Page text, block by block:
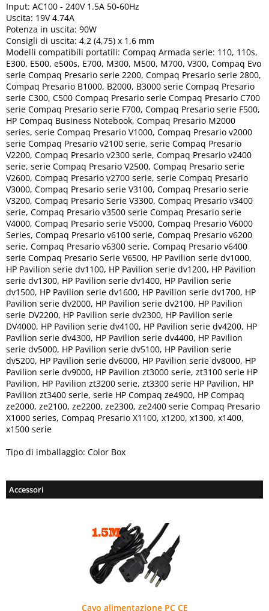
Input: AC100 - 240V 1.5A 50-60Hz
Uscita: 19V 4.74A
Potenza in uscita: 90W
Consigli di uscita: 4,2 (4,75) x 1,6 mm
Modelli compatibili portatili: Compaq Armada serie: 110, 110s,
E300, E500, e500s, E700, M300, M500, M700, V300, Compaq Evo
serie Compaq Presario serie 2200, Compaq Presario serie 2800,
Compaq Presario B1000, B2000, B3000 serie Compaq Presario
serie C300, C500 Compaq Presario serie Compaq Presario C700
serie Compaq Presario serie F700, Compaq Presario serie F500,
HP Compaq Business Notebook, Compaq Presario M2000
series, serie Compaq Presario V1000, Compaq Presario v2000
serie Compaq Presario v2100 serie, serie Compaq Presario
V2200, Compaq Presario v2300 serie, Compaq Presario v2400
serie, serie Compaq Presario V2500, Compaq Presario serie
V2600, Compaq Presario v2700 serie, serie Compaq Presario
V3000, Compaq Presario serie V3100, Compaq Presario serie
V3200, Compaq Presario Serie V3300, Compaq Presario v3400
serie, Compaq Presario v3500 serie Compaq Presario serie
V4000, Compaq Presario serie V5000, Compaq Presario V6000
Series, Compaq Presario v6100 serie, Compaq Presario v6200
serie, Compaq Presario v6300 serie, Compaq Presario v6400
serie Compaq Presario Serie V6500, HP Pavilion serie dv1000,
HP Pavilion serie dv1100, HP Pavilion serie dv1200, HP Pavilion
serie dv1300, HP Pavilion serie dv1400, HP Pavilion serie
dv1500, HP Pavilion serie dv1600, HP Pavilion serie dv1700, HP
Pavilion serie dv2000, HP Pavilion serie dv2100, HP Pavilion
serie DV2200, HP Pavilion serie dv2300, HP Pavilion serie
DV4000, HP Pavilion serie dv4100, HP Pavilion serie dv4200, HP
Pavilion serie dv4300, HP Pavilion serie dv4400, HP Pavilion
serie dv5000, HP Pavilion serie dv5100, HP Pavilion serie
dv5200, HP Pavilion serie dv6000, HP Pavilion serie dv8000, HP
Pavilion serie dv9000, HP Pavilion zt3000 serie, zt3100 serie HP
Pavilion, HP Pavilion zt3200 serie, zt3300 serie HP Pavilion, HP
Pavilion zt3400 serie, serie HP Compaq ze4900, HP Compaq
ze2000, ze2100, ze2200, ze2300, ze2400 serie Compaq Presario
X1000 series, Compaq Presario X1100, x1200, x1300, x1400,
x1500 serie
Tipo di imballaggio: Color Box
Accessori
Cavo alimentazione PC CE